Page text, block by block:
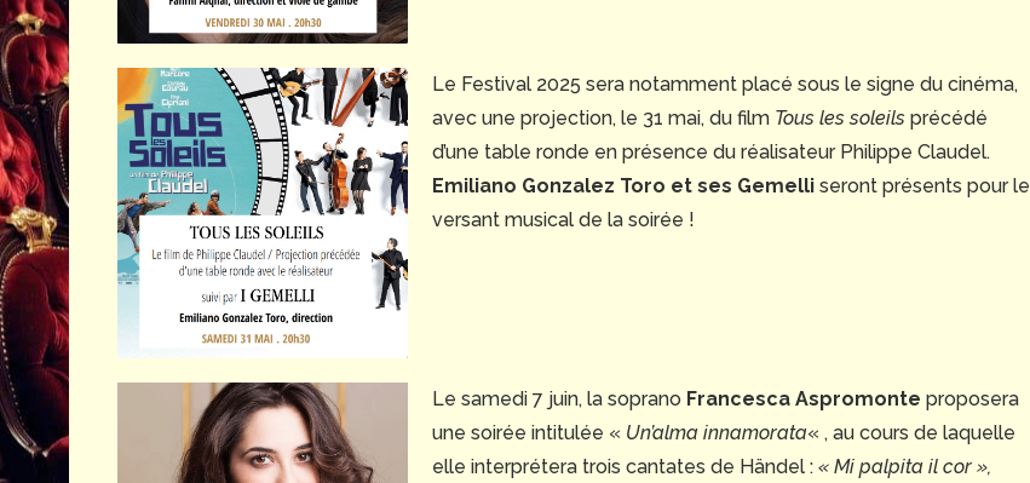
Le Festival 2025 sera notamment placé sous le signe du cinéma,
avec une projection, le 31 mai, du film Tous les soleils précédé
d’une table ronde en présence du réalisateur Philippe Claudel.
Emiliano Gonzalez Toro et ses Gemelliseront présents pour le
versant musical de la soirée !
Le samedi 7 juin, la soprano Francesca Aspromonte proposera
une soirée intitulée « Un’alma innamorata« , au cours de laquelle
elle interprétera trois cantates de Händel : « Mi palpita il cor »,